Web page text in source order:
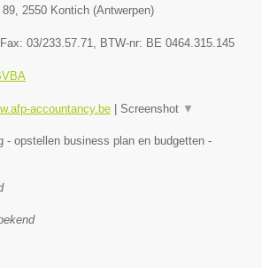
89 2550 Kontich (Antwerpen)
, Fax: 03/233.57.71 , BTW-nr: BE 0464.315.145
accountancy.be | Screenshot ▼
- opstellen business plan en budgetten -